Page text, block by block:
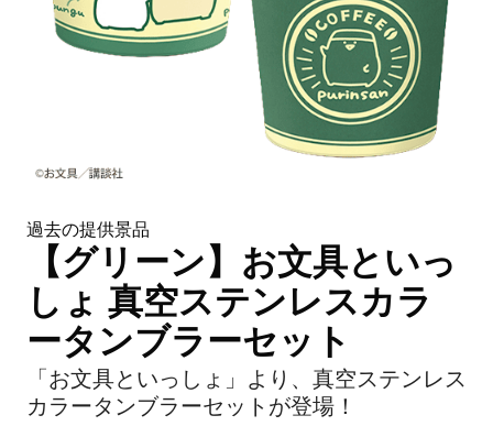
過去の提供景品
【グリーン】お文具といっ
しょ 真空ステンレスカラ
ータンブラーセット
「お文具といっしょ」より、真空ステンレス
カラータンブラーセットが登場！